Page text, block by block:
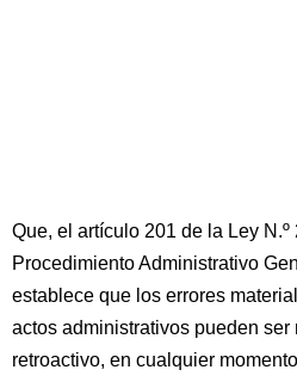
Que, el artículo 201 de la Ley N.º
Procedimiento Administrativo
establece que los errores
actos administrativos pueden ser
retroactivo, en cualquier